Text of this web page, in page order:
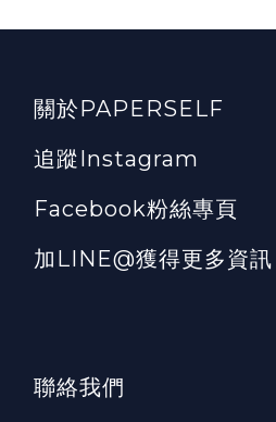
關於PAPERSELF
追蹤Instagram
Facebook粉絲專頁
加LINE@獲得更多資訊
聯絡我們